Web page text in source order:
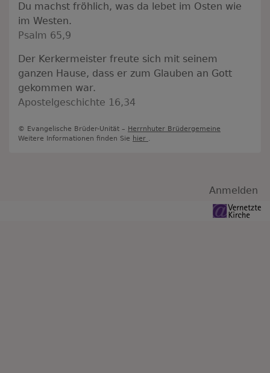
Du machst fröhlich, was da lebet im Osten wie
im Westen.
Psalm 65,9
Der Kerkermeister freute sich mit seinem
ganzen Hause, dass er zum Glauben an Gott
gekommen war.
Apostelgeschichte 16,34
© Evangelische Brüder-Unität – Herrnhuter Brüdergemeine
Weitere Informationen finden Sie hier .
Anmelden